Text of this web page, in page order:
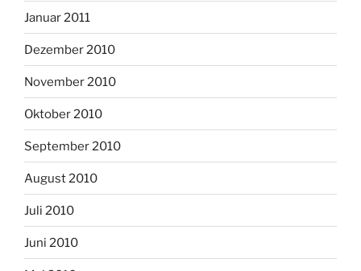
Januar 2011
Dezember 2010
November 2010
Oktober 2010
September 2010
August 2010
Juli 2010
Juni 2010